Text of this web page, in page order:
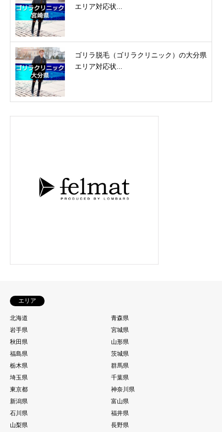
エリア対応状...
ゴリラ脱毛（ゴリラクリニック）の大分県
エリア対応状...
エリア
北海道
青森県
岩手県
宮城県
秋田県
山形県
福島県
茨城県
栃木県
群馬県
埼玉県
千葉県
東京都
神奈川県
新潟県
富山県
石川県
福井県
山梨県
長野県